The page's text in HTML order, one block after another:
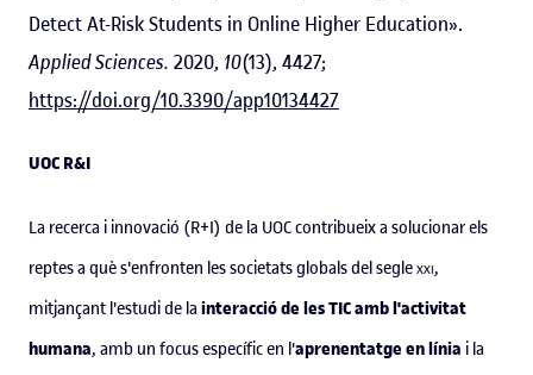
Detect At-Risk Students in Online Higher Education».
Applied Sciences. 2020, 10(13), 4427;
https://doi.org/10.3390/app10134427
UOC R&I
La recerca i innovació (R+I) de la UOC contribueix a solucionar els
reptes a què s'enfronten les societats globals del seglexxi,
mitjançant l'estudi de la interacció de les TIC amb l'activitat
humana, amb un focus específic en l'aprenentatge en línia i la